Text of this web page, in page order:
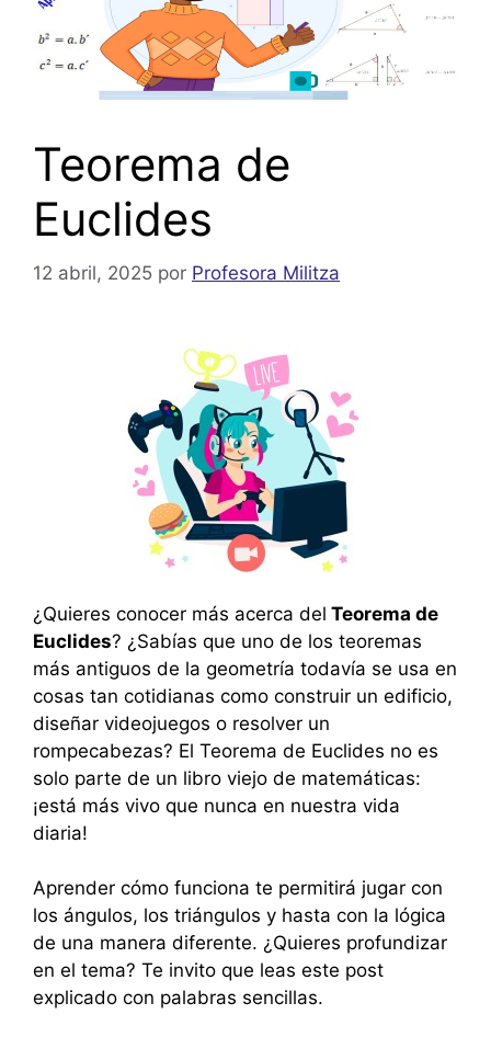
Teorema de
Euclides
12 abril, 2025 por Profesora Militza
¿Quieres conocer más acerca del Teorema de
Euclides? ¿Sabías que uno de los teoremas
más antiguos de la geometría todavía se usa en
cosas tan cotidianas como construir un edificio,
diseñar videojuegos o resolver un
rompecabezas? El Teorema de Euclides no es
solo parte de un libro viejo de matemáticas:
¡está más vivo que nunca en nuestra vida
diaria!
Aprender cómo funciona te permitirá jugar con
los ángulos, los triángulos y hasta con la lógica
de una manera diferente. ¿Quieres profundizar
en el tema? Te invito que leas este post
explicado con palabras sencillas.